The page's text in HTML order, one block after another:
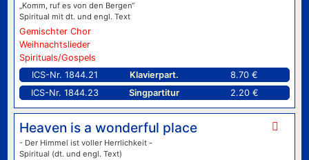
„Komm, ruf es von den Bergen“
Spiritual mit dt. und engl. Text
Gemischter Chor
Weihnachtslieder
Spirituals/Gospels
ICS-Nr. 1844.21
Klavierpart.
8.70 €
ICS-Nr. 1844.23
Singpartitur 2.20 €
Heaven is a wonderful place
- Der Himmel ist voller Herrlichkeit -
Spiritual (dt. und engl. Text)